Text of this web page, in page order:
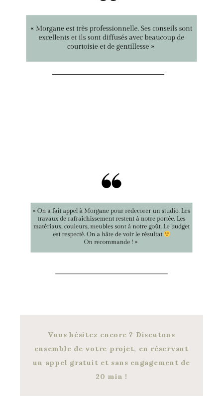
Vous hésitez encore ? Discutons
ensemble de votre projet, en réservant
un appel gratuit et sans engagement de
20 min !